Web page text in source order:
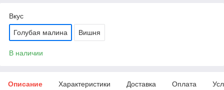
Вкус
Голубая малина Вишня
В наличии
Описание Характеристики Доставка Оплата